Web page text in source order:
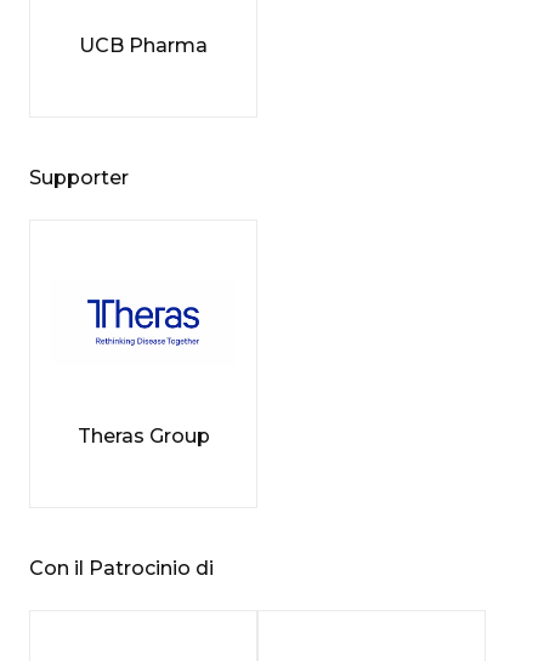
UCB Pharma
Supporter
Theras Group
Con il Patrocinio di